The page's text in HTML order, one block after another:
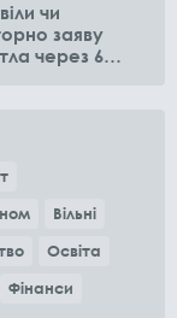
чи
заяву
через 6
Вільні
Освіта
Фінанси